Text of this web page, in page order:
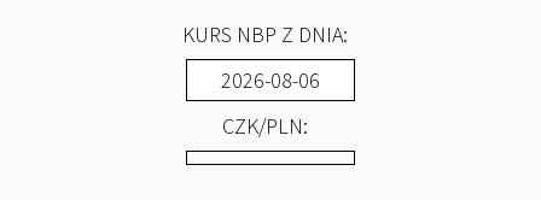
KURS NBP Z DNIA:
CZK/PLN: